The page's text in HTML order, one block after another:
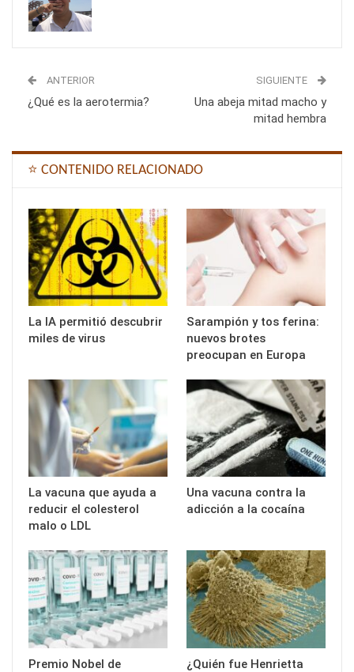
ANTERIOR
¿Qué es la aerotermia?
SIGUIENTE
Una abeja mitad macho y
mitad hembra
⭐ CONTENIDO RELACIONADO
La IA permitió descubrir
miles de virus
Sarampión y tos ferina:
nuevos brotes
preocupan en Europa
La vacuna que ayuda a
reducir el colesterol
malo o LDL
Una vacuna contra la
adicción a la cocaína
Premio Nobel de
¿Quién fue Henrietta